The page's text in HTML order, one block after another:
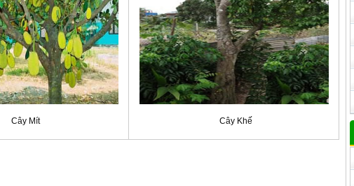
Cây Mít Cây Khế